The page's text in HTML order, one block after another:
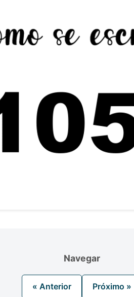
Navegar
« Anterior Próximo »